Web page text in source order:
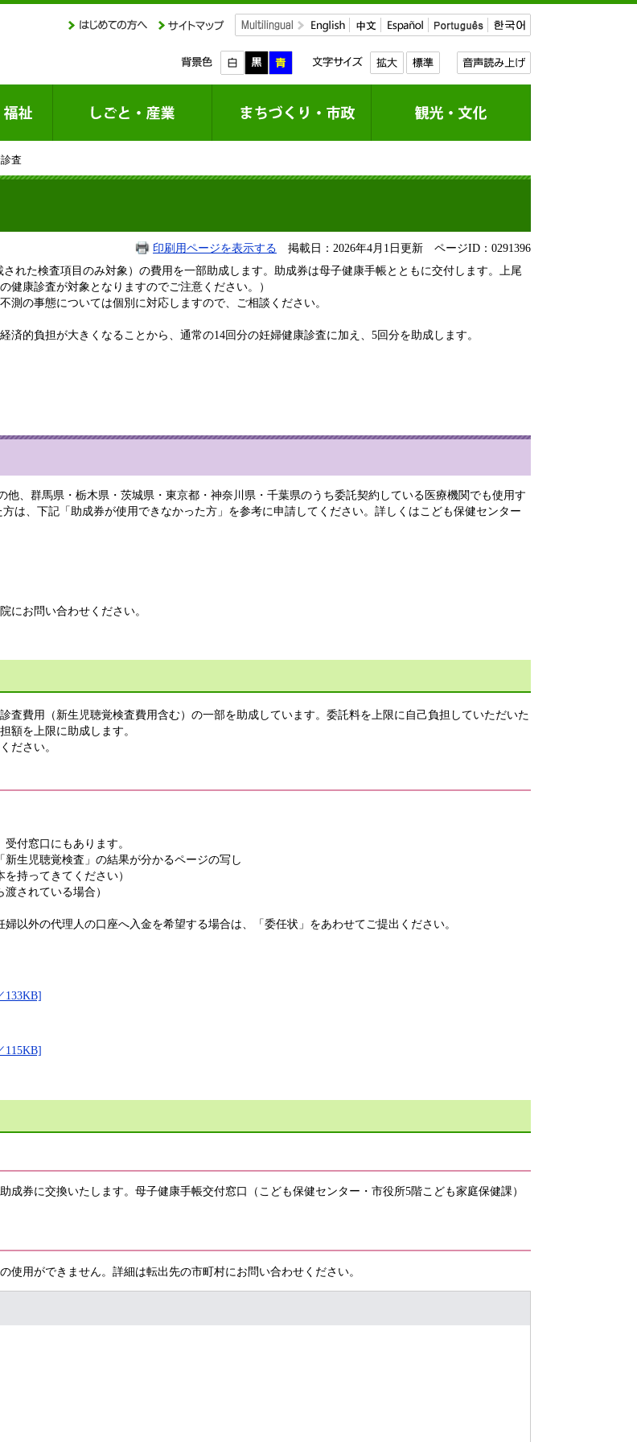
査
印刷用ページを表示する 掲載日：2026年4月1日更新 ページID：0291396
れた検査項目のみ対象）の費用を一部助成します。助成券は母子健康手帳とともに交付します。上尾
康診査が対象となりますのでご注意ください。）
の事態については個別に対応しますので、ご相談ください。
経済的負担が大きくなることから、通常の14回分の妊婦健康診査に加え、5回分を助成します。
、群馬県・栃木県・茨城県・東京都・神奈川県・千葉県のうち委託契約している医療機関でも使用す
は、下記「助成券が使用できなかった方」を参考に申請してください。詳しくはこども保健センター
にお問い合わせください。
査費用（新生児聴覚検査費用含む）の一部を助成しています。委託料を上限に自己負担していただいた
額を上限に助成します。
ださい。
書 ＊（1）（2）は、受付窓口にもあります。
生児聴覚検査」の結果が分かるページの写し
持ってきてください）
されている場合）
以外の代理人の口座へ入金を希望する場合は、「委任状」をあわせてご提出ください。
133KB]
115KB]
券に交換いたします。母子健康手帳交付窓口（こども保健センター・市役所5階こども家庭保健課）
使用ができません。詳細は転出先の市町村にお問い合わせください。